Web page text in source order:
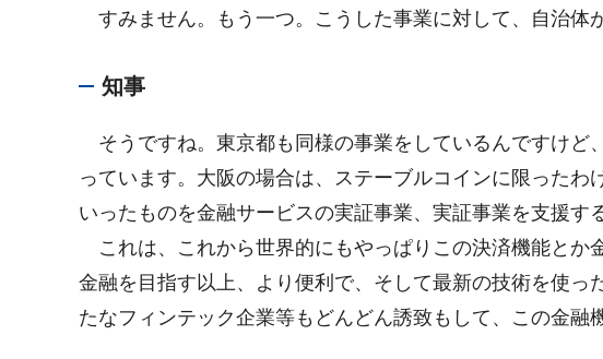
すみません。もう一つ。こうした事業に対して、自治体
知事
そうですね。東京都も同様の事業をしているんですけど
っています。大阪の場合は、ステーブルコインに限った
いったものを金融サービスの実証事業、実証事業を支援す
これは、これから世界的にもやっぱりこの決済機能とか
金融を目指す以上、より便利で、そして最新の技術を使
たなフィンテック企業等もどんどん誘致もして、この金融